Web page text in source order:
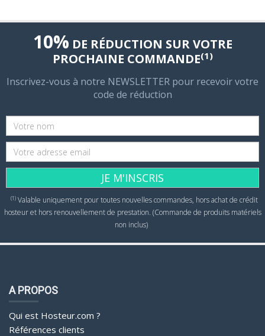
10% DE RÉDUCTION SUR VOTRE
PROCHAINE COMMANDE(1)
Inscrivez-vous à notre NEWSLETTER pour recevoir votre
code de réduction
JE M'INSCRIS
(1)Valable uniquement pour toutes nouvelles commandes, hors achat de crédit
hosteur et hors renouvellement de prestation. (Commande de produits matériels
non inclus)
A PROPOS
Qui est Hosteur.com ?
Références clients